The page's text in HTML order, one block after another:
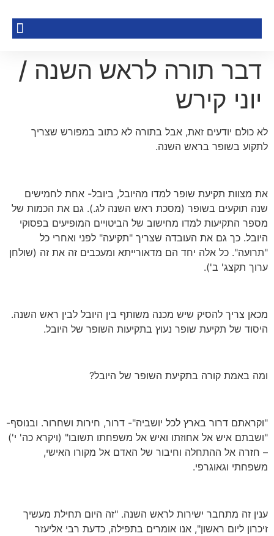
דבר תורה לראש השנה /
יוני קירש
לא כולם יודעים זאת, אבל בתורה לא כתוב במפורש שצריך
לתקוע בשופר בראש השנה.
את מצוות תקיעת שופר למדו מהיובל, ביובל- אחת לחמישים
שנה תוקעים בשופר (מסכת ראש השנה לג.). גם את הכמות של
מספר התקיעות למדו מחישוב של הביטויים המופיעים בפסוקי
היובל. כך גם את העובדה שצריך "תקיעה" לפני ואחרי כל
"תרועה". כל אלה יחד הם מדאורייתא ומעכבים זה את זה (שולחן
ערוך תקצג' ב').
מכאן צריך להסיק שיש מכנה משותף בין היובל לבין ראש השנה.
היסוד של תקיעת שופר נעוץ בתקיעות השופר של היובל.
ומה באמת קורה בתקיעת השופר של היובל?
"וקראתם דרור בארץ לכל יושביה"- דרור, חירות ושחרור. ובנוסף-
"ושבתם איש אל אחוזתו ואיש אל משפחתו תשובו" (ויקרא כה' י')
– חזרה אל ההתחלה וחיבור של האדם אל מקורו האישי,
משפחתי וגאוגרפי.
ענין זה מתחבר ישירות לראש השנה. "זה היום תחילת מעשיך
זיכרון ליום ראשון", אנו אומרים בתפילה, כדעת רבי אליעזר